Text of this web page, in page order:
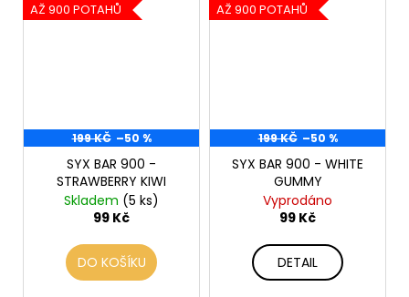
AŽ 900 POTAHŮ
199 KČ –50 %
SYX BAR 900 -
STRAWBERRY KIWI
Skladem (5 ks)
99 Kč
DO KOŠÍKU
AŽ 900 POTAHŮ
199 KČ –50 %
SYX BAR 900 - WHITE
GUMMY
Vyprodáno
99 Kč
DETAIL